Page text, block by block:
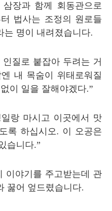
삼장과 함께 회동관으로
법사는 조정의 원로들
는 명이 내려졌습니다.
질로 붙잡아 두려는 거
내 목숨이 위태로워질
이 일을 잘해야겠다.”
랑 마시고 이곳에서 맛
록 하십시오. 이 오공은
습니다.”
이야기를 주고받는데 관
꿇어 엎드렸습니다.